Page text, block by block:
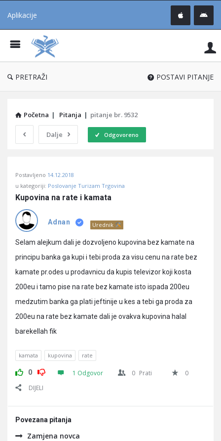
Aplikacije
®
PRETRAŽI POSTAVI PITANJE
Početna | Pitanja | pitanje br. 9532
Dalje Odgovoreno
Učene
Latest
Pitanja
Postavljeno 14.12.2018
u kategoriji: Poslovanje Turizam Trgovina
Kupovina na rate i kamata
Adnan Urednik
Selam alejkum dali je dozvoljeno kupovina bez kamate na
principu banka ga kupi i tebi proda za visu cenu na rate bez
kamate pr.odes u prodavnicu da kupis televizor koji kosta
200eu i tamo pise na rate bez kamate isto ispada 200eu
medzutim banka ga plati jeftinije u kes a tebi ga proda za
200eu na rate bez kamate dali je ovakva kupovina halal
barekellah fik
kamata kupovina rate
0 1 Odgovor 0 Prati
0
DIJELI
Povezana pitanja
Zamjena novca